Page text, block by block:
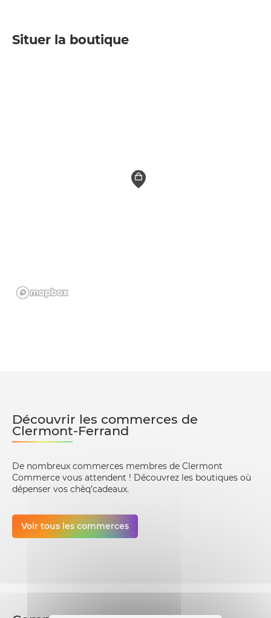
Situer la boutique
Découvrir les commerces de
Clermont-Ferrand
De nombreux commerces membres de Clermont
Commerce vous attendent ! Découvrez les boutiques où
dépenser vos chèq’cadeaux.
Voir tous les commerces